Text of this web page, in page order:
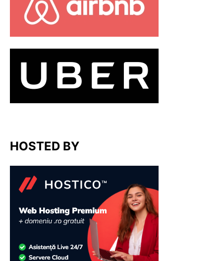
HOSTED BY